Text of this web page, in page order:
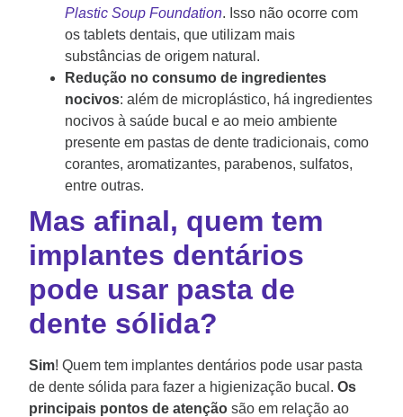
Plastic Soup Foundation. Isso não ocorre com
os tablets dentais, que utilizam mais
substâncias de origem natural.
Redução no consumo de ingredientes
nocivos: além de microplástico, há ingredientes
nocivos à saúde bucal e ao meio ambiente
presente em pastas de dente tradicionais, como
corantes, aromatizantes, parabenos, sulfatos,
entre outras.
Mas afinal, quem tem
implantes dentários
pode usar pasta de
dente sólida?
Sim! Quem tem implantes dentários pode usar pasta
de dente sólida para fazer a higienização bucal. Os
principais pontos de atenção são em relação ao